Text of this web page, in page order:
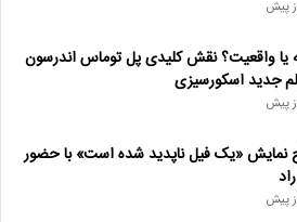
پل توماس اندرسون در فیلم جدید
شده است» با حضور ایرج راد
یا واقعیت؟ نقش کلیدی پل توماس اندرسون
جدید اسکورسیزی
نمایش «یک فیل ناپدید شده است» با حضور